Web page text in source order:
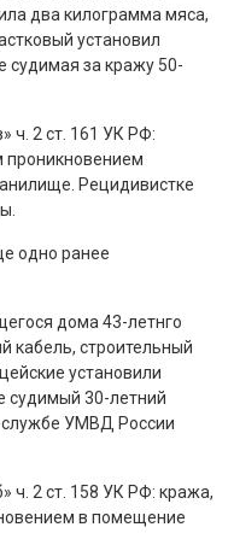
два килограмма мяса,
установил
судимая за кражу 50-
ч. 2 ст. 161 УК РФ:
проникновением
Рецидивистке
одно ранее
дома 43-летнго
кабель, строительный
установили
судимый 30-летний
службе УМВД России
ч. 2 ст. 158 УК РФ: кража,
в помещение